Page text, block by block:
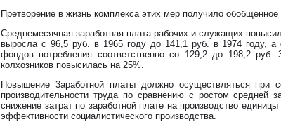
Претворение в жизнь комплекса этих мер получило
Среднемесячная заработная плата рабочих и служащих
выросла с 96,5 руб. в 1965 году до 141,1 руб. в 1974 году,
фондов потребления соответственно со 129,2 до 198,2
колхозников повысилась на 25%.
Повышение 3аработной платы должно осуществляться при
производительности труда по сравнению с ростом средней
снижение затрат по заработной плате на производство
эффективности социалистического производства.